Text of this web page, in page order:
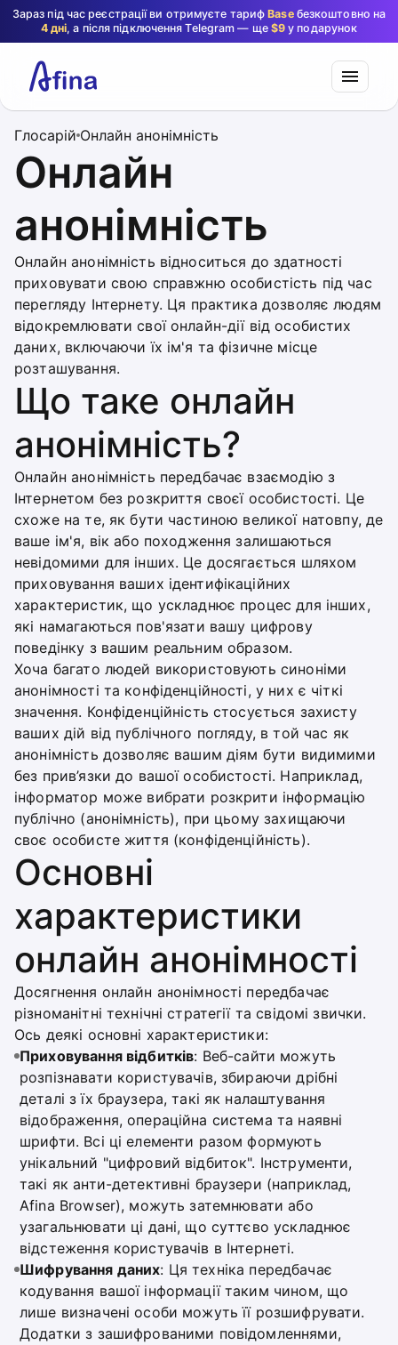
Зараз під час реєстрації ви отримуєте тарифBaseбезкоштовно на
4 дні, а після підключення Telegram — ще $9 у подарунок
Глосарій Онлайн анонімність
Онлайн
анонімність
Онлайн анонімність відноситься до здатності
приховувати свою справжню особистість під час
перегляду Інтернету. Ця практика дозволяє людям
відокремлювати свої онлайн-дії від особистих
даних, включаючи їх ім'я та фізичне місце
розташування.
Що таке онлайн
анонімність?
Онлайн анонімність передбачає взаємодію з
Інтернетом без розкриття своєї особистості. Це
схоже на те, як бути частиною великої натовпу, де
ваше ім'я, вік або походження залишаються
невідомими для інших. Це досягається шляхом
приховування ваших ідентифікаційних
характеристик, що ускладнює процес для інших,
які намагаються пов'язати вашу цифрову
поведінку з вашим реальним образом.
Хоча багато людей використовують синоніми
анонімності та конфіденційності, у них є чіткі
значення. Конфіденційність стосується захисту
ваших дій від публічного погляду, в той час як
анонімність дозволяє вашим діям бути видимими
без прив’язки до вашої особистості. Наприклад,
інформатор може вибрати розкрити інформацію
публічно (анонімність), при цьому захищаючи
своє особисте життя (конфіденційність).
Основні
характеристики
онлайн анонімності
Досягнення онлайн анонімності передбачає
різноманітні технічні стратегії та свідомі звички.
Ось деякі основні характеристики:
Приховування відбитків: Веб-сайти можуть
розпізнавати користувачів, збираючи дрібні
деталі з їх браузера, такі як налаштування
відображення, операційна система та наявні
шрифти. Всі ці елементи разом формують
унікальний "цифровий відбиток". Інструменти,
такі як анти-детективні браузери (наприклад,
Afina Browser), можуть затемнювати або
узагальнювати ці дані, що суттєво ускладнює
відстеження користувачів в Інтернеті.
Шифрування даних: Ця техніка передбачає
кодування вашої інформації таким чином, що
лише визначені особи можуть її розшифрувати.
Додатки з зашифрованими повідомленнями,